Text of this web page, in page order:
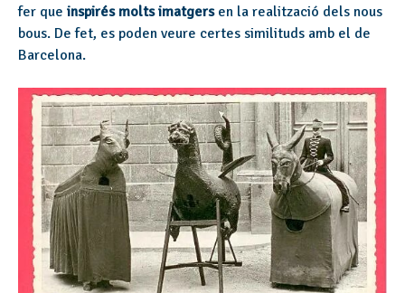
fer que inspirés molts imatgersen la realització dels nous
bous. De fet, es poden veure certes similituds amb el de
Barcelona.